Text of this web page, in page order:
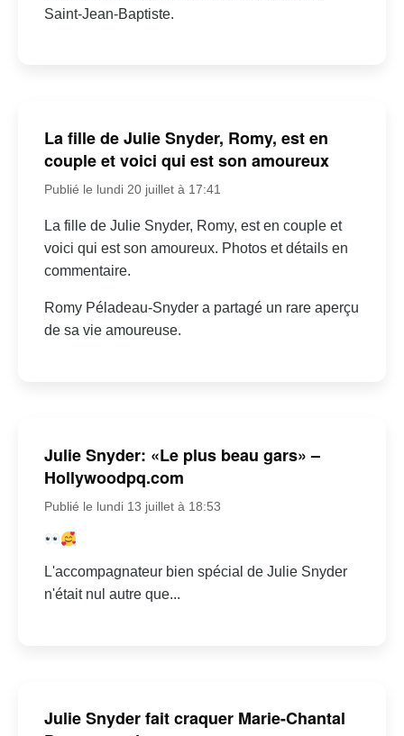
Saint-Jean-Baptiste.
La fille de Julie Snyder, Romy, est en
couple et voici qui est son amoureux
Publié le lundi 20 juillet à 17:41
La fille de Julie Snyder, Romy, est en couple et
voici qui est son amoureux. Photos et détails en
commentaire.
Romy Péladeau-Snyder a partagé un rare aperçu
de sa vie amoureuse.
Julie Snyder: «Le plus beau gars» –
Hollywoodpq.com
Publié le lundi 13 juillet à 18:53
L'accompagnateur bien spécial de Julie Snyder
n'était nul autre que...
Julie Snyder fait craquer Marie-Chantal